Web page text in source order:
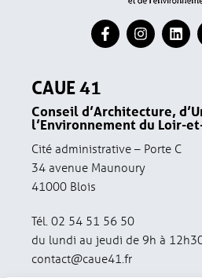
CAUE 41
Conseil d’Architecture,
l’Environnement du Loir-
Cité administrative – Porte C
34 avenue Maunoury
41000 Blois
Tél. 02 54 51 56 50
du lundi au jeudi de 9h à
contact@caue41.fr